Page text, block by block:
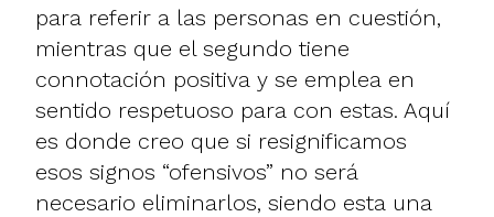
para referir a las personas en cuestión,
mientras que el segundo tiene
connotación positiva y se emplea en
sentido respetuoso para con estas. Aquí
es donde creo que si resignificamos
esos signos “ofensivos” no será
necesario eliminarlos, siendo esta una